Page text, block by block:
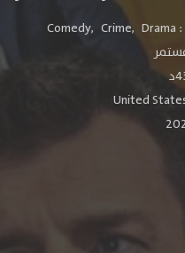
Comedy, Crime, Drama